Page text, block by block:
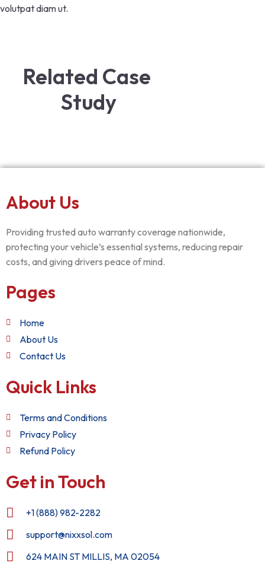
volutpat diam ut.
Related Case
Study
About Us
Providing trusted auto warranty coverage nationwide,
protecting your vehicle’s essential systems, reducing repair
costs, and giving drivers peace of mind.
Pages
Home
About Us
Contact Us
Quick Links
Terms and Conditions
Privacy Policy
Refund Policy
Get in Touch
+1 (888) 982-2282
support@nixxsol.com
624 MAIN ST MILLIS, MA 02054